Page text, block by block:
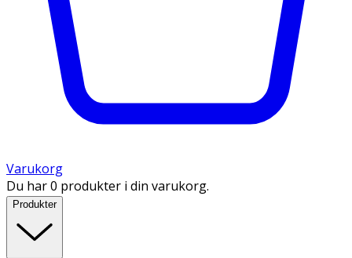
Varukorg
Du har 0 produkter i din varukorg.
Produkter